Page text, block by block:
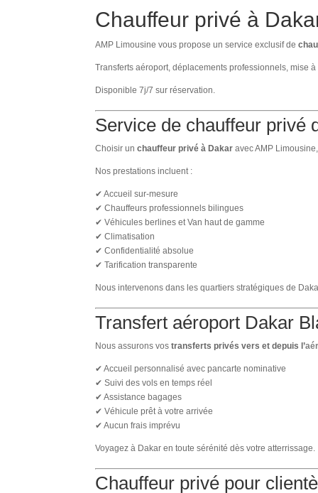
Chauffeur privé à
AMP Limousine vous propose un service exclusif de
Transferts aéroport, déplacements professionnels, mise
Disponible 7j/7 sur réservation.
Service de chauffeur privé
Choisir unchauffeur privé à Dakar avec AMP
Nos prestations incluent :
✔ Accueil sur-mesure
✔ Chauffeurs professionnels bilingues
✔ Véhicules berlines et Van haut de gamme
✔ Climatisation
✔ Confidentialité absolue
✔ Tarification transparente
Nous intervenons dans les quartiers stratégiques de
Transfert aéroport Dakar
Nous assurons vostransferts privés vers et depuis l’
✔ Accueil personnalisé avec pancarte nominative
✔ Suivi des vols en temps réel
✔ Assistance bagages
✔ Véhicule prêt à votre arrivée
✔ Aucun frais imprévu
Voyagez à Dakar en toute sérénité dès votre atterrissage.
Chauffeur privé pour